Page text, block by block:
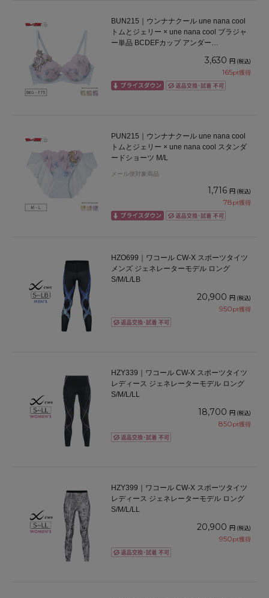
BUN215｜ウンナナクール une nana cool
トムとジェリー × une nana cool ブラジャ
ー単品 BCDEFカップ アンダー
3,630 円 (税込)
165pt獲得
PUN215｜ウンナナクール une nana cool
トムとジェリー × une nana cool スタンダ
ードショーツ M/L
メール便対象商品
1,716 円 (税込)
78pt獲得
HZO699｜ワコール CW-X スポーツタイツ
メンズ ジェネレーターモデル ロング
S/M/L/LB
20,900 円 (税込)
950pt獲得
HZY339｜ワコール CW-X スポーツタイツ
レディース ジェネレーターモデル ロング
S/M/L/LL
18,700 円 (税込)
850pt獲得
HZY399｜ワコール CW-X スポーツタイツ
レディース ジェネレーターモデル ロング
S/M/L/LL
20,900 円 (税込)
950pt獲得